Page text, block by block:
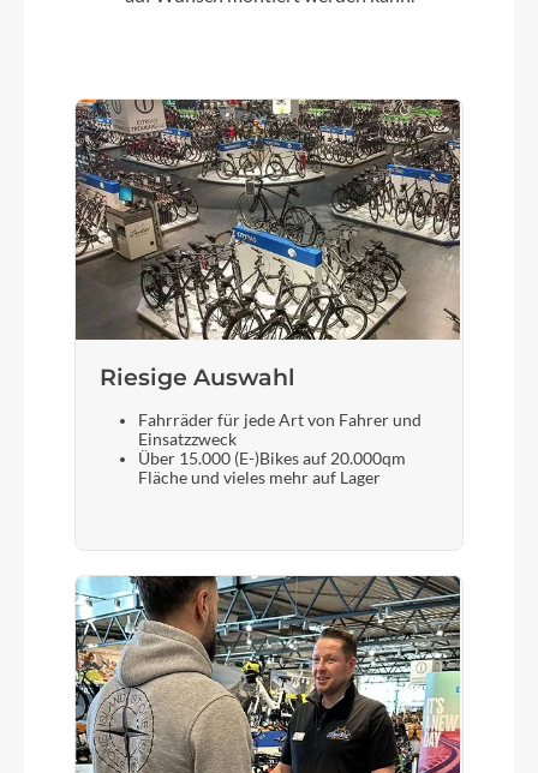
Kette
KMC X11/125
Vorderrad Nabe
Novatec 32L, QR15 HD
Supernova Mini 2 U-Version
Akku
Fazua 430
Laufradgröße
28"
Gepäckträger
MIK HD 28 Zoll
Riesige Auswahl
Fahrräder für jede Art von Fahrer und
Einsatzzweck
Über 15.000 (E-)Bikes auf 20.000qm
Fläche und vieles mehr auf Lager